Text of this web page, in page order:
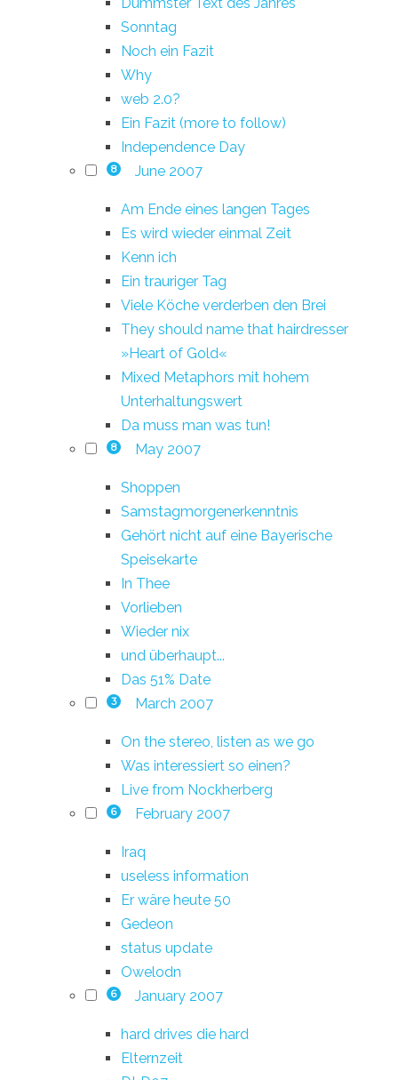
Sonntag
Noch ein Fazit
Why
web 2.0?
Ein Fazit (more to follow)
Independence Day
8 June 2007
Am Ende eines langen Tages
Es wird wieder einmal Zeit
Kenn ich
Ein trauriger Tag
Viele Köche verderben den Brei
They should name that hairdresser
»Heart of Gold«
Mixed Metaphors mit hohem
Unterhaltungswert
Da muss man was tun!
8 May 2007
Shoppen
Samstagmorgenerkenntnis
Gehört nicht auf eine Bayerische
Speisekarte
In Thee
Vorlieben
Wieder nix
und überhaupt...
Das 51% Date
3 March 2007
On the stereo, listen as we go
Was interessiert so einen?
Live from Nockherberg
6 February 2007
Iraq
useless information
Er wäre heute 50
Gedeon
status update
Owelodn
6 January 2007
hard drives die hard
Elternzeit